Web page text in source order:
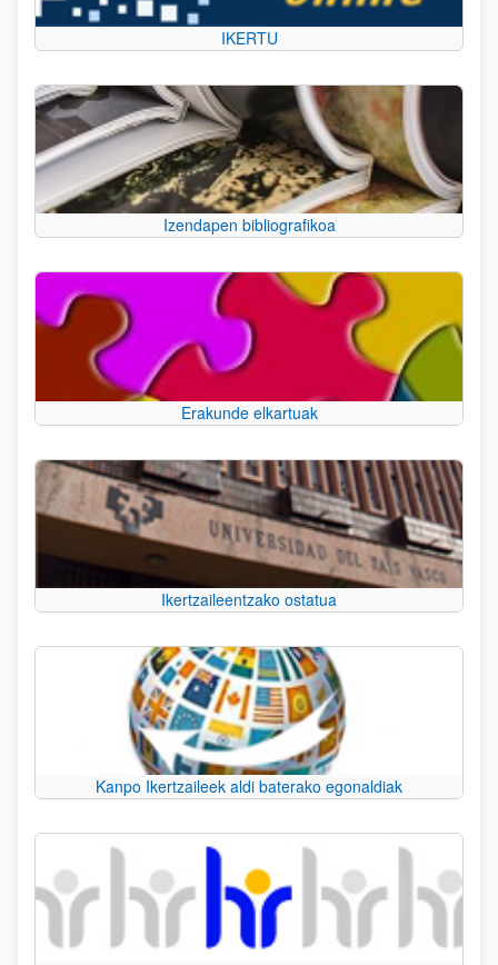
IKERTU
Izendapen bibliografikoa
Erakunde elkartuak
Ikertzaileentzako ostatua
Kanpo Ikertzaileek aldi baterako egonaldiak